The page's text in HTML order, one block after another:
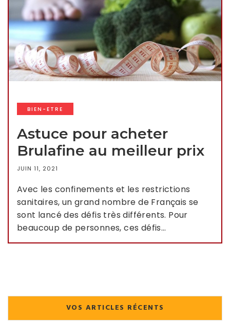
BIEN-ETRE
Astuce pour acheter
Brulafine au meilleur prix
JUIN 11, 2021
Avec les confinements et les restrictions
sanitaires, un grand nombre de Français se
sont lancé des défis très différents. Pour
beaucoup de personnes, ces défis…
VOS ARTICLES RÉCENTS